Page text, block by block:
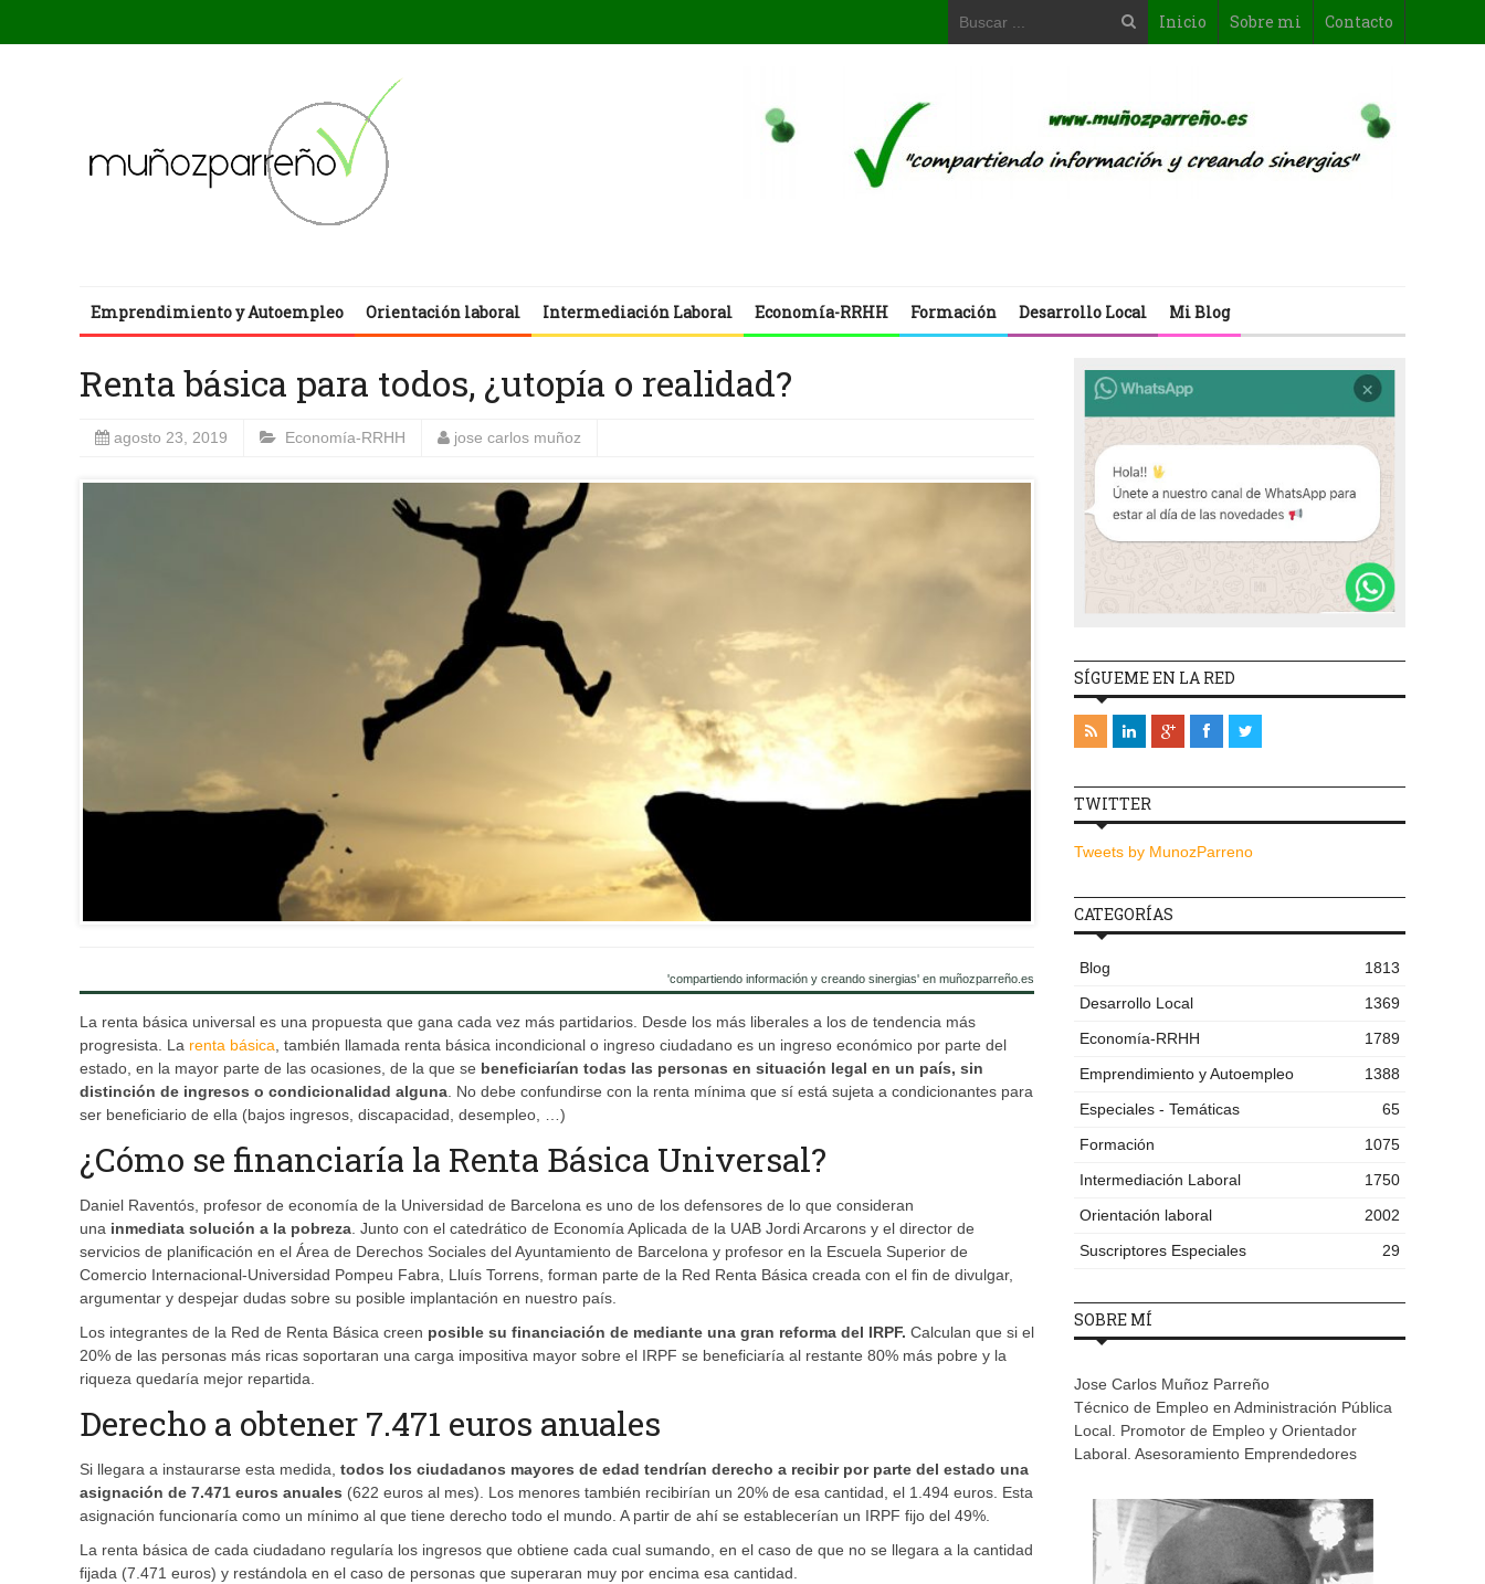
Inicio Sobre mi Contacto
Emprendimiento y Autoempleo Orientación laboral Intermediación Laboral Economía-RRHH Formación Desarrollo Local Mi Blog
Renta básica para todos, ¿utopía o realidad?
agosto 23, 2019 Economía-RRHH jose carlos muñoz
'compartiendo información y creando sinergias' en muñozparreño.es
La renta básica universal es una propuesta que gana cada vez más partidarios. Desde los más liberales a los de tendencia más
progresista. La renta básica, también llamada renta básica incondicional o ingreso ciudadano es un ingreso económico por parte del
estado, en la mayor parte de las ocasiones, de la que se beneficiarían todas las personas en situación legal en un país, sin
distinción de ingresos o condicionalidad alguna. No debe confundirse con la renta mínima que sí está sujeta a condicionantes para
ser beneficiario de ella (bajos ingresos, discapacidad, desempleo, …)
¿Cómo se financiaría la Renta Básica Universal?
Daniel Raventós, profesor de economía de la Universidad de Barcelona es uno de los defensores de lo que consideran
una inmediata solución a la pobreza. Junto con el catedrático de Economía Aplicada de la UAB Jordi Arcarons y el director de
servicios de planificación en el Área de Derechos Sociales del Ayuntamiento de Barcelona y profesor en la Escuela Superior de
Comercio Internacional-Universidad Pompeu Fabra, Lluís Torrens, forman parte de la Red Renta Básica creada con el fin de divulgar,
argumentar y despejar dudas sobre su posible implantación en nuestro país.
Los integrantes de la Red de Renta Básica creen posible su financiación de mediante una gran reforma del IRPF. Calculan que si el
20% de las personas más ricas soportaran una carga impositiva mayor sobre el IRPF se beneficiaría al restante 80% más pobre y la
riqueza quedaría mejor repartida.
Derecho a obtener 7.471 euros anuales
Si llegara a instaurarse esta medida, todos los ciudadanos mayores de edad tendrían derecho a recibir por parte del estado una
asignación de 7.471 euros anuales (622 euros al mes). Los menores también recibirían un 20% de esa cantidad, el 1.494 euros. Esta
asignación funcionaría como un mínimo al que tiene derecho todo el mundo. A partir de ahí se establecerían un IRPF fijo del 49%.
La renta básica de cada ciudadano regularía los ingresos que obtiene cada cual sumando, en el caso de que no se llegara a la cantidad
fijada (7.471 euros) y restándola en el caso de personas que superaran muy por encima esa cantidad.
SÍGUEME EN LA RED
TWITTER
Tweets by MunozParreno
CATEGORÍAS
Blog
1813
Desarrollo Local
1369
Economía-RRHH
1789
Emprendimiento y Autoempleo
1388
Especiales - Temáticas
65
Formación
1075
Intermediación Laboral
1750
Orientación laboral
2002
Suscriptores Especiales
29
SOBRE MÍ
Jose Carlos Muñoz Parreño
Técnico de Empleo en Administración Pública
Local. Promotor de Empleo y Orientador
Laboral. Asesoramiento Emprendedores